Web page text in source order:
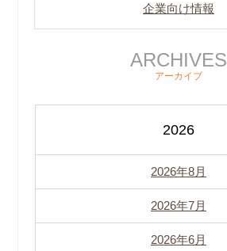
企業向け情報
ARCHIVES
アーカイブ
2026
2026年8月
2026年7月
2026年6月